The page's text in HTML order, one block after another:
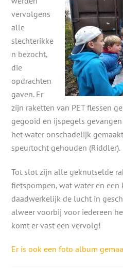
vervolgens
alle
slechterikke
n bezocht,
die
opdrachten
gaven. Er
zijn raketten van PET flessen
gegooid en ijspegels
het water onschadelijk gemaakt
speurtocht gehouden (Riddler).
Tot slot zijn alle geknutselde
fietspompen, wat water en
daadwerkelijk de lucht in
alweer voorbij voor iedereen
komt er vast een vervolg!
Er is ook een foto album